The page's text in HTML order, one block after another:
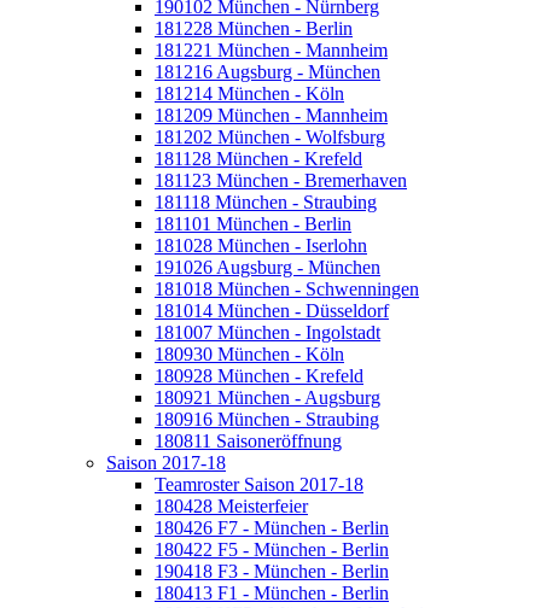
190102 München - Nürnberg
181228 München - Berlin
181221 München - Mannheim
181216 Augsburg - München
181214 München - Köln
181209 München - Mannheim
181202 München - Wolfsburg
181128 München - Krefeld
181123 München - Bremerhaven
181118 München - Straubing
181101 München - Berlin
181028 München - Iserlohn
191026 Augsburg - München
181018 München - Schwenningen
181014 München - Düsseldorf
181007 München - Ingolstadt
180930 München - Köln
180928 München - Krefeld
180921 München - Augsburg
180916 München - Straubing
180811 Saisoneröffnung
Saison 2017-18
Teamroster Saison 2017-18
180428 Meisterfeier
180426 F7 - München - Berlin
180422 F5 - München - Berlin
190418 F3 - München - Berlin
180413 F1 - München - Berlin